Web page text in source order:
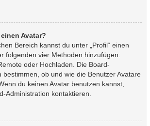
Avatar?
Bereich kannst du unter „Profil“ einen
folgenden vier Methoden hinzufügen:
oder Hochladen. Die Board-
bestimmen, ob und wie die Benutzer Avatare
du keinen Avatar benutzen kannst,
Administration kontaktieren.